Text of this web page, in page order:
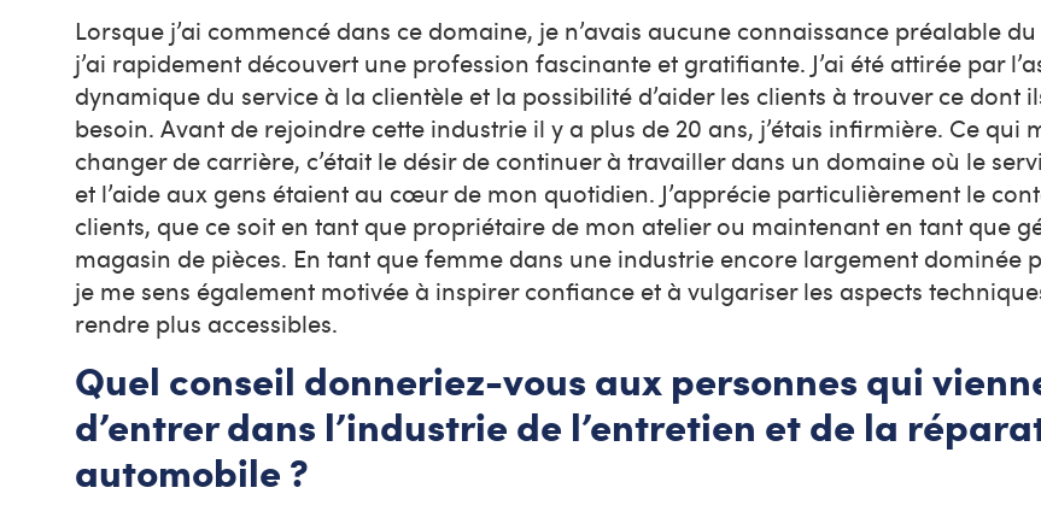
Lorsque j’ai commencé dans ce domaine, je n’avais aucune connaissance préalable
j’ai rapidement découvert une profession fascinante et gratifiante. J’ai été attirée par
dynamique du service à la clientèle et la possibilité d’aider les clients à trouver ce dont
besoin. Avant de rejoindre cette industrie il y a plus de 20 ans, j’étais infirmière. Ce qui
changer de carrière, c’était le désir de continuer à travailler dans un domaine où le
et l’aide aux gens étaient au cœur de mon quotidien. J’apprécie particulièrement le
clients, que ce soit en tant que propriétaire de mon atelier ou maintenant en tant que
magasin de pièces. En tant que femme dans une industrie encore largement dominée
je me sens également motivée à inspirer confiance et à vulgariser les aspects
rendre plus accessibles.
Quel conseil donneriez-vous aux personnes qui
d’entrer dans l’industrie de l’entretien et de la
automobile ?